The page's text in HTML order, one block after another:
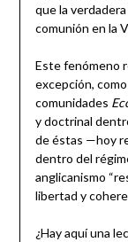
que la
comunión en la
Este fenómeno
excepción,
comunidades
y doctrinal
de éstas —hoy
dentro del
anglicanismo
libertad y
¿Hay aquí una